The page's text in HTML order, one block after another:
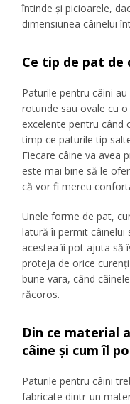
întinde și picioarele,
dimensiunea câinelui
Ce tip de pat de
Paturile pentru câini
rotunde sau ovale cu
excelente pentru când
timp ce paturile tip
Fiecare câine va avea
este mai bine să le
că vor fi mereu
Unele forme de pat,
latură îi permit
acestea îi pot ajuta să
proteja de orice
bune vara, când
răcoros.
Din ce material
câine și cum îl
Paturile pentru câini
fabricate dintr-un